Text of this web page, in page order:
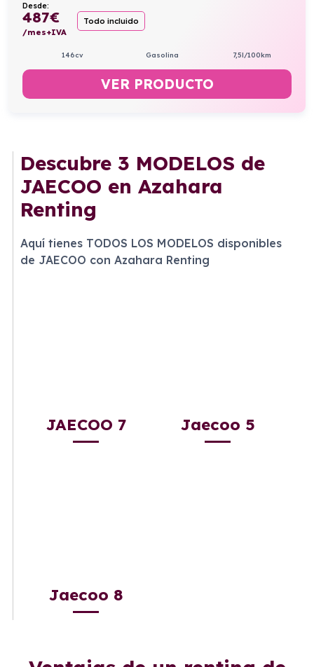
Desde:
487€
/mes+IVA
Todo incluido
146cv Gasolina 7,5l/100km
VER PRODUCTO
Descubre 3 MODELOS de
JAECOO en Azahara
Renting
Aquí tienes TODOS LOS MODELOS disponibles
de JAECOO con Azahara Renting
JAECOO 7 Jaecoo 5
Jaecoo 8